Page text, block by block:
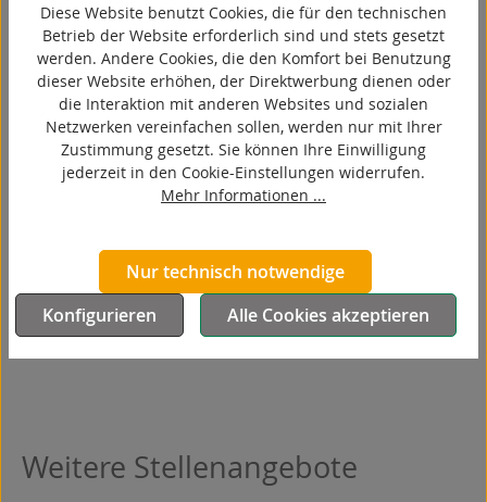
Als familiengeführtes Unternehmen legen wir Wert
auf ein respektvolles Miteinander. Wir freuen uns
über Bewerbungen aller Menschen.
Entscheidend sind für uns Persönlichkeit,
Qualifikation und Motivation.
Wir freuen uns darauf, dich kennenzulernen!
3. August 2026
Zurück zur Übersicht
Weitere Stellenangebote
Diese Website benutzt Cookies, die für den technischen
Betrieb der Website erforderlich sind und stets gesetzt
werden. Andere Cookies, die den Komfort bei Benutzung
dieser Website erhöhen, der Direktwerbung dienen oder
die Interaktion mit anderen Websites und sozialen
Netzwerken vereinfachen sollen, werden nur mit Ihrer
Zustimmung gesetzt. Sie können Ihre Einwilligung
jederzeit in den Cookie-Einstellungen widerrufen.
Mehr Informationen ...
Nur technisch notwendige
Konfigurieren
Alle Cookies akzeptieren